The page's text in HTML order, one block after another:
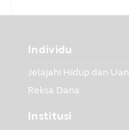
Individu
Jelajahi Hidup dan
Reksa Dana
Institusi